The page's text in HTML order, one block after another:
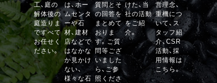
工、庭の
解体後の
庭造りま
ですべて
お任せく
ださい。
は、ホー
ムセンタ
ーや石
材、建材
店などで
はなかな
か見かけ
ない、
様々な石
質問とそ
の回答を
まとめて
おりま
す。ご質
問等ござ
いました
ら、ご参
照くださ
けた、当
社の活動
をご紹
介。
営理念、
重機につ
いて、ス
タッフ紹
介、CSR
活動、採
用情報は
こちら。